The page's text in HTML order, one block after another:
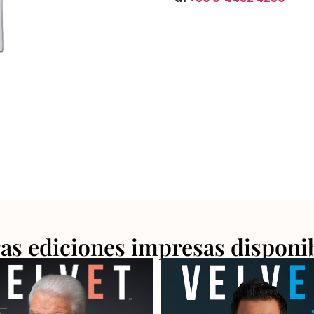
ediciones impresas